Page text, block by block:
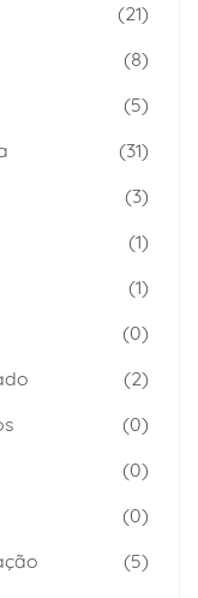
(21)
(8)
(5)
(31)
(3)
(1)
(1)
(0)
(2)
(0)
(0)
(0)
(5)